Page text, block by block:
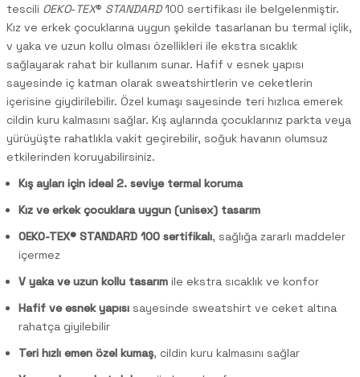
tescili OEKO-TEX® STANDARD100 sertifikası ile belgelenmiştir.
Kız ve erkek çocuklarına uygun şekilde tasarlanan bu termal içlik,
v yaka ve uzun kollu olması özellikleri ile ekstra sıcaklık
sağlayarak rahat bir kullanım sunar. Hafif v esnek yapısı
sayesinde iç katman olarak sweatshirtlerin ve ceketlerin
içerisine giydirilebilir. Özel kumaşı sayesinde teri hızlıca emerek
cildin kuru kalmasını sağlar. Kış aylarında çocuklarınız parkta veya
yürüyüşte rahatlıkla vakit geçirebilir, soğuk havanın olumsuz
etkilerinden koruyabilirsiniz.
Kış ayları için ideal 2. seviye termal koruma
Kız ve erkek çocuklara uygun (unisex) tasarım
OEKO-TEX® STANDARD 100 sertifikalı, sağlığa zararlı maddeler
içermez
V yaka ve uzun kollu tasarım ile ekstra sıcaklık ve konfor
Hafif ve esnek yapısı sayesinde sweatshirt ve ceket altına
rahatça giyilebilir
Teri hızlı emen özel kumaş, cildin kuru kalmasını sağlar